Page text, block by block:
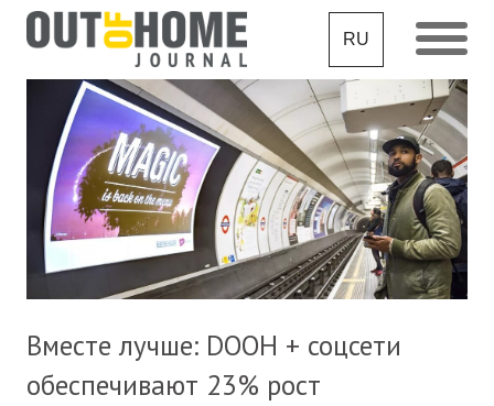
RU
Вместе лучше: DOOH + соцсети
обеспечивают 23% рост